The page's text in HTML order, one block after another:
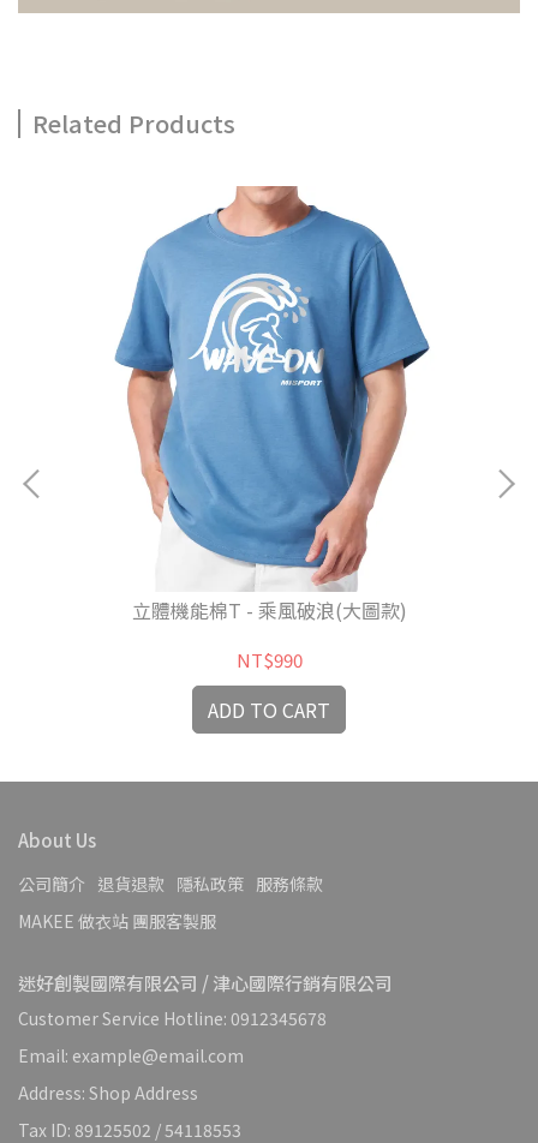
Related Products
立體機能棉T - 乘風破浪(大圖款)
NT$990
ADD TO CART
About Us
公司簡介 退貨退款 隱私政策 服務條款
MAKEE 做衣站 團服客製服
迷好創製國際有限公司 / 津心國際行銷有限公司
Customer Service Hotline: 0912345678
Email: example@email.com
Address: Shop Address
Tax ID: 89125502 / 54118553